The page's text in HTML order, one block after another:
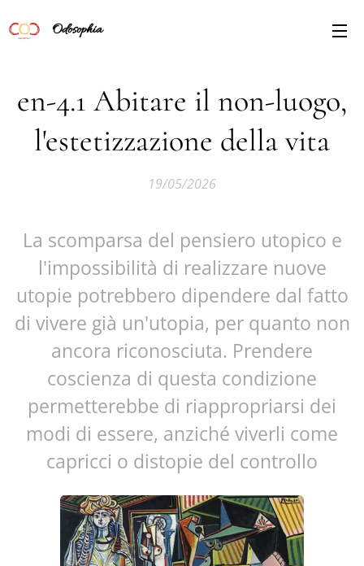
Odosophia
en-4.1 Abitare il non-luogo,
l'estetizzazione della vita
19/05/2026
La scomparsa del pensiero utopico e
l'impossibilità di realizzare nuove
utopie potrebbero dipendere dal fatto
di vivere già un'utopia, per quanto non
ancora riconosciuta. Prendere
coscienza di questa condizione
permetterebbe di riappropriarsi dei
modi di essere, anziché viverli come
capricci o distopie del controllo